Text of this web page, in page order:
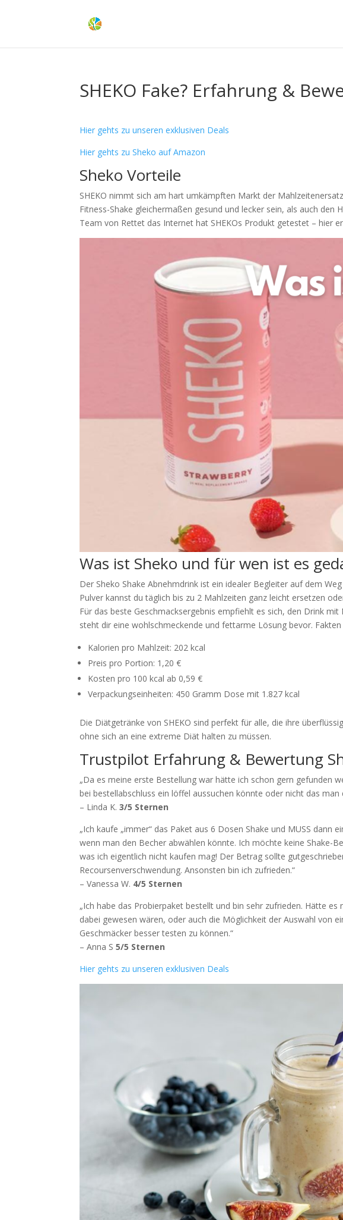
SHEKO Fake? Erfahrung &
Hier gehts zu unseren exklusiven Deals
Hier gehts zu Sheko auf Amazon
Sheko Vorteile
SHEKO nimmt sich am hart umkämpften Markt der
Fitness-Shake gleichermaßen gesund und lecker sein, als auch den
Team von Rettet das Internet hat SHEKOs Produkt getestet – hier
Was ist Sheko und für wen ist es
Der Sheko Shake Abnehmdrink ist ein idealer Begleiter auf dem
Pulver kannst du täglich bis zu 2 Mahlzeiten ganz leicht ersetzen
Für das beste Geschmacksergebnis empfiehlt es sich, den Drink
steht dir eine wohlschmeckende und fettarme Lösung bevor. Fakten
Kalorien pro Mahlzeit: 202 kcal
Preis pro Portion: 1,20 €
Kosten pro 100 kcal ab 0,59 €
Verpackungseinheiten: 450 Gramm Dose mit 1.827 kcal
Die Diätgetränke von SHEKO sind perfekt für alle, die ihre
ohne sich an eine extreme Diät halten zu müssen.
Trustpilot Erfahrung & Bewertung
„Da es meine erste Bestellung war hätte ich schon gern gefunden
bei bestellabschluss ein löffel aussuchen könnte oder nicht das
– Linda K.3/5 Sternen
„Ich kaufe „immer“ das Paket aus 6 Dosen Shake und MUSS dann
wenn man den Becher abwählen könnte. Ich möchte keine Shake-
was ich eigentlich nicht kaufen mag! Der Betrag sollte
Recoursenverschwendung. Ansonsten bin ich zufrieden.“
– Vanessa W. 4/5 Sternen
„Ich habe das Probierpaket bestellt und bin sehr zufrieden. Hätte
dabei gewesen wären, oder auch die Möglichkeit der Auswahl von
Geschmäcker besser testen zu können.“
– Anna S5/5 Sternen
Hier gehts zu unseren exklusiven Deals